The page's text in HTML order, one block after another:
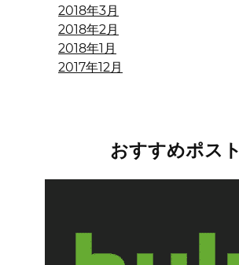
2018年3月
2018年2月
2018年1月
2017年12月
おすすめポスト